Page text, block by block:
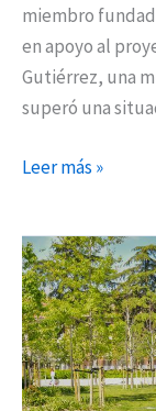
miembro
en apoyo al
Gutiérrez, una
superó una
Leer más »
Vázquez
se
compromete
a
una
bajada